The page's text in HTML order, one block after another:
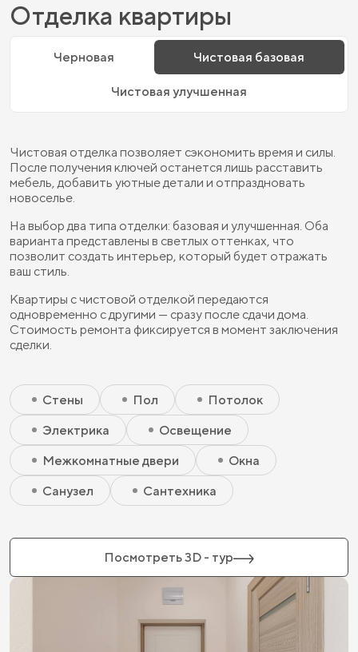
Отделка квартиры
Черновая Чистовая базовая
Чистовая улучшенная
Чистовая отделка позволяет сэкономить время и силы.
После получения ключей останется лишь расставить
мебель, добавить уютные детали и отпраздновать
новоселье.
На выбор два типа отделки: базовая и улучшенная. Оба
варианта представлены в светлых оттенках, что
позволит создать интерьер, который будет отражать
ваш стиль.
Квартиры с чистовой отделкой передаются
одновременно с другими — сразу после сдачи дома.
Стоимость ремонта фиксируется в момент заключения
сделки.
Скрытый элемент 2 - Чистовая базовая
Скрытый элемент 1 - Чистовая базовая
Стены
Пол
Потолок
Электрика
Освещение
Межкомнатные двери
Окна
Санузел
Сантехника
Посмотреть 3D - тур